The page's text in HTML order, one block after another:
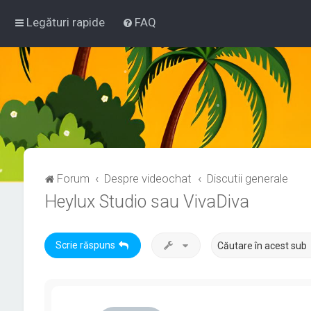
Legături rapide FAQ
Forum Despre videochat Discutii generale
Heylux Studio sau VivaDiva
Scrie răspuns